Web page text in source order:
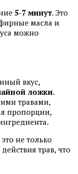
5-7 минут. Это
масла и
можно
вкус,
ложки.
травами,
пропорции,
не только
трав, что